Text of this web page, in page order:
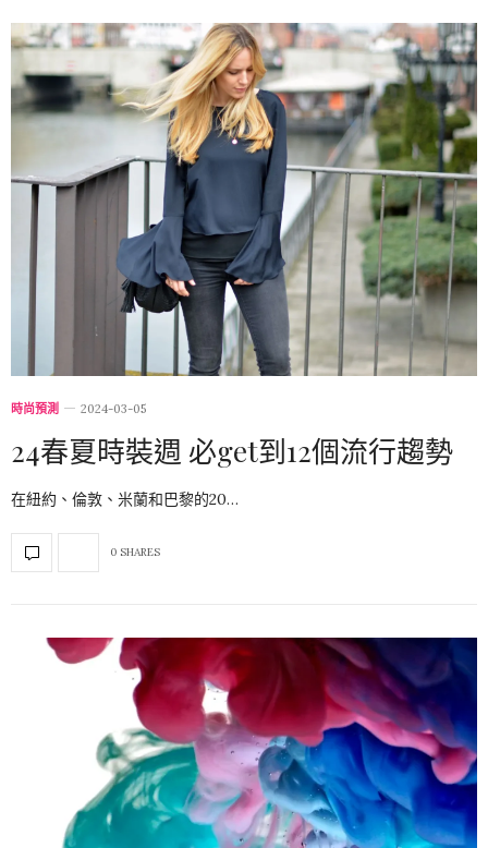
時尚預測 2024-03-05
24春夏時裝週 必get到12個流行趨勢
在紐約、倫敦、米蘭和巴黎的20…
0 SHARES